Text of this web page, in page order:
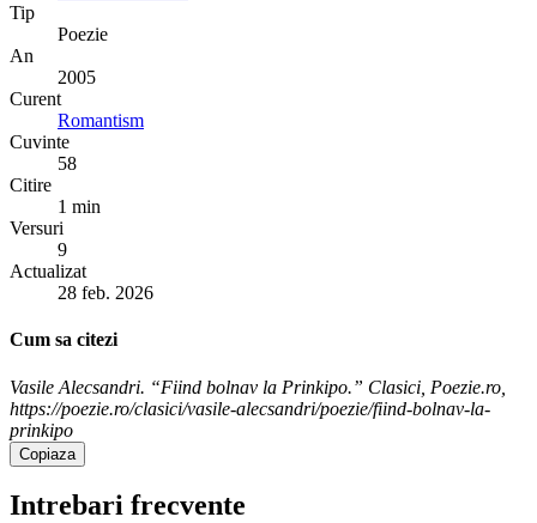
Tip
Poezie
An
2005
Curent
Romantism
Cuvinte
58
Citire
1 min
Versuri
9
Actualizat
28 feb. 2026
Cum sa citezi
Vasile Alecsandri. “Fiind bolnav la Prinkipo.” Clasici, Poezie.ro,
https://poezie.ro/clasici/vasile-alecsandri/poezie/fiind-bolnav-la-
prinkipo
Copiaza
Intrebari frecvente